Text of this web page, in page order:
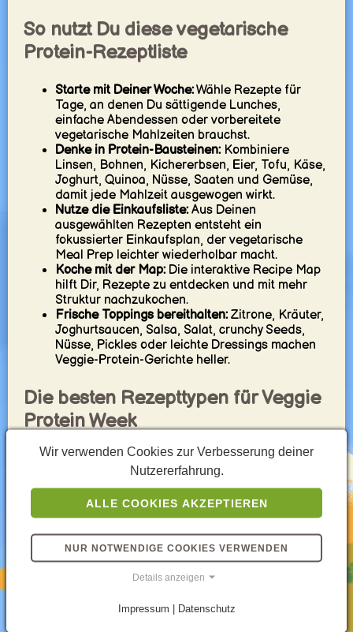
So nutzt Du diese vegetarische
Protein-Rezeptliste
Starte mit Deiner Woche:Wähle Rezepte für
Tage, an denen Du sättigende Lunches,
einfache Abendessen oder vorbereitete
vegetarische Mahlzeiten brauchst.
Denke in Protein-Bausteinen:Kombiniere
Linsen, Bohnen, Kichererbsen, Eier, Tofu, Käse,
Joghurt, Quinoa, Nüsse, Saaten und Gemüse,
damit jede Mahlzeit ausgewogen wirkt.
Nutze die Einkaufsliste:Aus Deinen
ausgewählten Rezepten entsteht ein
fokussierter Einkaufsplan, der vegetarische
Meal Prep leichter wiederholbar macht.
Koche mit der Map:Die interaktive Recipe Map
hilft Dir, Rezepte zu entdecken und mit mehr
Struktur nachzukochen.
Frische Toppings bereithalten:Zitrone, Kräuter,
Joghurtsaucen, Salsa, Salat, crunchy Seeds,
Nüsse, Pickles oder leichte Dressings machen
Veggie-Protein-Gerichte heller.
Die besten Rezepttypen für Veggie
Protein Week
Gerichte mit Hülsenfrüchten:Linsengerichte,
Chickpea Bowls, Bohneneintöpfe,
hummusartige Teller und Dal-Style-Rezepte
sind starke vegetarische Protein-Basics.
Eier-Rezepte:Egg Muffins, Omeletts, Frittatas,
shakshukaartige Gerichte und Eiersalate sind
nützlich für Frühstück, Lunch und Meal Prep.
Tofu- und Plant-Protein-Gerichte:Tofu Bowls,
Stir-fries, Veggie Currys und marinierte Tofu-
fleischfreies Protein suchst.
Wir verwenden Cookies zur Verbesserung deiner
Nutzererfahrung.
ALLE COOKIES AKZEPTIEREN
NUR NOTWENDIGE COOKIES VERWENDEN
Details anzeigen
Impressum | Datenschutz